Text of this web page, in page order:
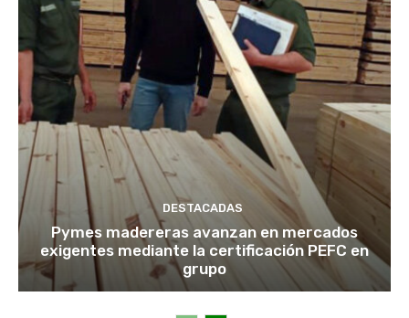
DESTACADAS
Pymes madereras avanzan en mercados
exigentes mediante la certificación PEFC en
grupo